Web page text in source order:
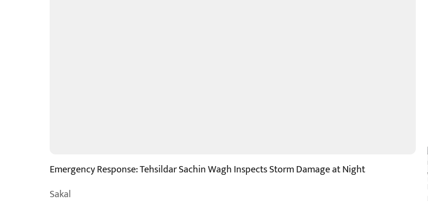
Emergency Response: Tehsildar Sachin Wagh Inspects Storm Damage at Night
Sakal